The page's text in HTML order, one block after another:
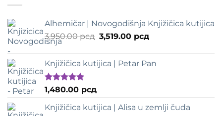
Alhemičar | Novogodišnja Knjižičica kutijica
3,950.00рсд Оригинална
била:
3,519.00 рсдТренутна
3,519.00 рсд.
Knjižičica kutijica | Petar Pan
Оцењено
са
5
1,480.00 рсд
Knjižičica kutijica | Alisa u zemlji čuda